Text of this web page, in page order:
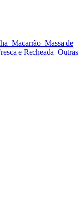
Macarrão Massa de
e Recheada Outras